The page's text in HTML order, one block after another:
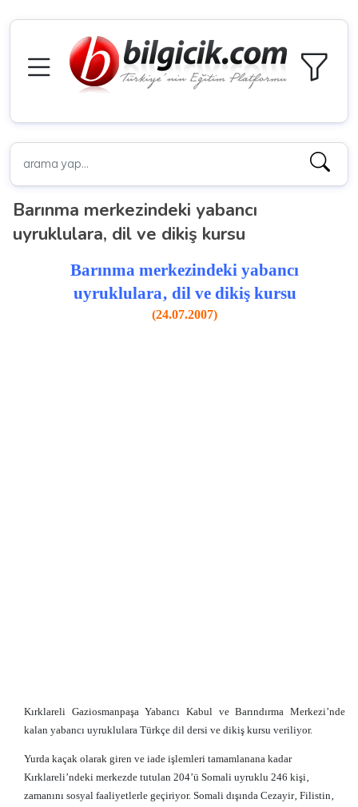
Barınma merkezindeki yabancı
uyruklulara‚ dil ve dikiş kursu
Barınma merkezindeki yabancı
uyruklulara‚ dil ve dikiş kursu
(24.07.2007)
Kırklareli Gaziosmanpaşa Yabancı Kabul ve Barındırma Merkezi’nde
kalan yabancı uyruklulara Türkçe dil dersi ve dikiş kursu veriliyor.
Yurda kaçak olarak giren ve iade işlemleri tamamlanana kadar
Kırklareli’ndeki merkezde tutulan 204’ü Somali uyruklu 246 kişi‚
zamanını sosyal faaliyetlerle geçiriyor. Somali dışında Cezayir‚ Filistin‚